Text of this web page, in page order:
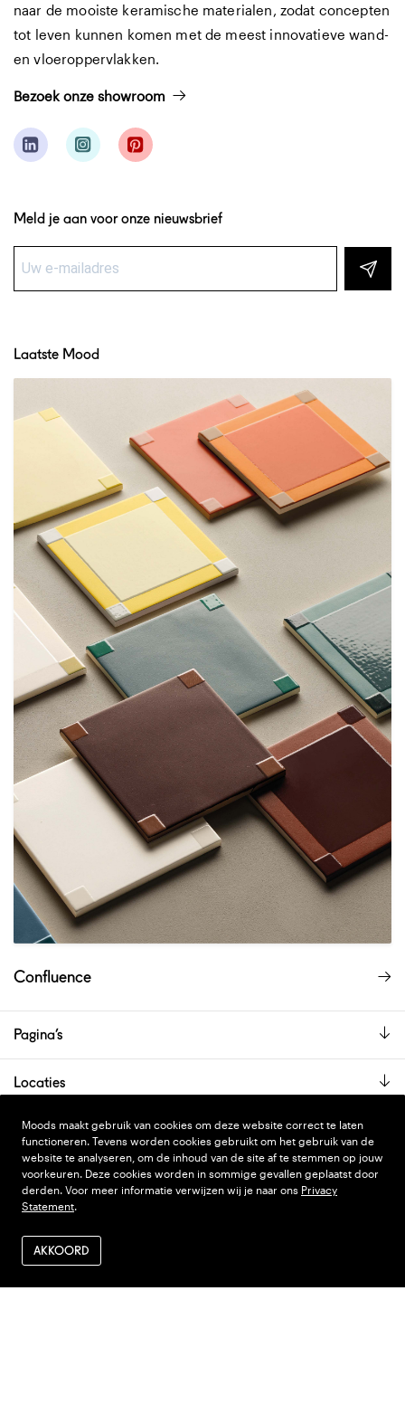
naar de mooiste keramische materialen, zodat concepten
tot leven kunnen komen met de meest innovatieve wand-
en vloeroppervlakken.
Bezoek onze showroom
Meld je aan voor onze nieuwsbrief
Laatste Mood
Confluence
Pagina’s
Locaties
De showroom is alleen op afspraak geopend.
PRIVACY STATEMENT
ALGEMENE VOORWAARDEN
VERZENDEN EN RETOUR
DESIGN WONDERLAND
Moods maakt gebruik van cookies om deze website correct te laten
functioneren. Tevens worden cookies gebruikt om het gebruik van de
website te analyseren, om de inhoud van de site af te stemmen op jouw
voorkeuren. Deze cookies worden in sommige gevallen geplaatst door
derden. Voor meer informatie verwijzen wij je naar ons Privacy
Statement.
AKKOORD